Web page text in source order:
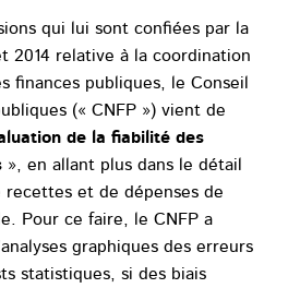
qui lui sont confiées par la
2014 relative à la coordination
finances publiques, le Conseil
(« CNFP ») vient de
de la fiabilité des
», en allant plus dans le détail
recettes et de dépenses de
Pour ce faire, le CNFP a
graphiques des erreurs
statistiques, si des biais